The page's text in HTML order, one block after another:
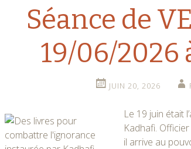
Séance de
19/06/2026
JUIN 20, 2026
Le 19 juin était
Kadhafi.
il arrive au